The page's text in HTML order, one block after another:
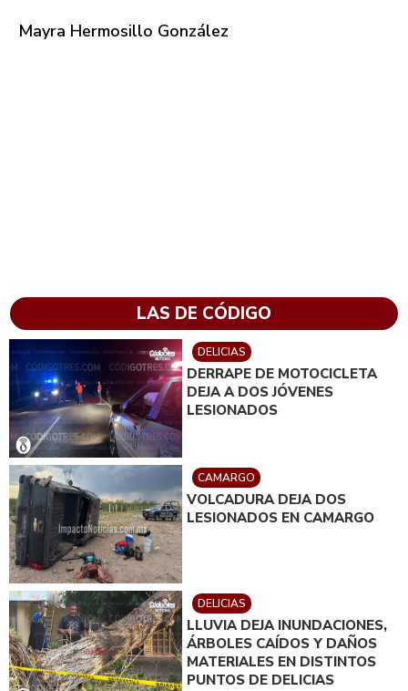
Mayra Hermosillo González
LAS DE CÓDIGO
DELICIAS
DERRAPE DE MOTOCICLETA
DEJA A DOS JÓVENES
LESIONADOS
CAMARGO
VOLCADURA DEJA DOS
LESIONADOS EN CAMARGO
DELICIAS
LLUVIA DEJA INUNDACIONES,
ÁRBOLES CAÍDOS Y DAÑOS
MATERIALES EN DISTINTOS
PUNTOS DE DELICIAS